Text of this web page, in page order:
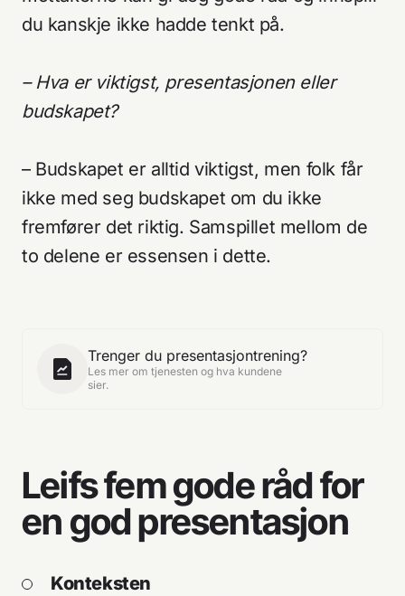
du kanskje ikke hadde tenkt på.
– Hva er viktigst, presentasjonen eller
budskapet?
– Budskapet er alltid viktigst, men folk får
ikke med seg budskapet om du ikke
fremfører det riktig. Samspillet mellom de
to delene er essensen i dette.
Trenger du presentasjontrening?
Les mer om tjenesten og hva kundene
sier.
Leifs fem gode råd for
en god presentasjon
Konteksten
Personvernerklæring